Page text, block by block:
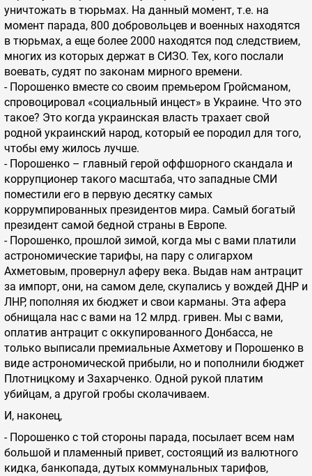
уничтожать в тюрьмах. На данный момент, т.е. на
момент парада, 800 добровольцев и военных находятся
в тюрьмах, а еще более 2000 находятся под следствием,
многих из которых держат в СИЗО. Тех, кого послали
воевать, судят по законам мирного времени.
- Порошенко вместе со своим премьером Гройсманом,
спровоцировал «социальный инцест» в Украине. Что это
такое? Это когда украинская власть трахает свой
родной украинский народ, который ее породил для того,
чтобы ему жилось лучше.
- Порошенко – главный герой оффшорного скандала и
коррупционер такого масштаба, что западные СМИ
поместили его в первую десятку самых
коррумпированных президентов мира. Самый богатый
президент самой бедной страны в Европе.
- Порошенко, прошлой зимой, когда мы с вами платили
астрономические тарифы, на пару с олигархом
Ахметовым, провернул аферу века. Выдав нам антрацит
за импорт, они, на самом деле, скупались у вождей ДНР и
ЛНР, пополняя их бюджет и свои карманы. Эта афера
обнищала нас с вами на 12 млрд. гривен. Мы с вами,
оплатив антрацит с оккупированного Донбасса, не
только выписали премиальные Ахметову и Порошенко в
виде астрономической прибыли, но и пополнили бюджет
Плотницкому и Захарченко. Одной рукой платим
убийцам, а другой гробы сколачиваем.
И, наконец,
- Порошенко с той стороны парада, посылает всем нам
большой и пламенный привет, состоящий из валютного
кидка, банкопада, дутых коммунальных тарифов,